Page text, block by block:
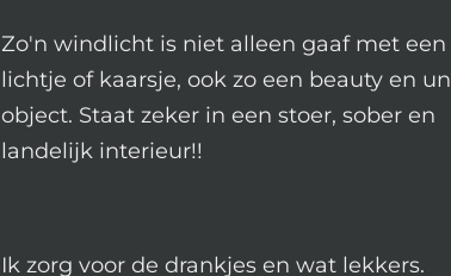
Zo'n windlicht is niet alleen gaaf met een
lichtje of kaarsje, ook zo een beauty en
object. Staat zeker in een stoer, sober en
landelijk interieur!!
Ik zorg voor de drankjes en wat lekkers.